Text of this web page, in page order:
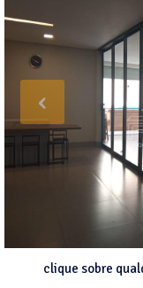
‹
clique sobre